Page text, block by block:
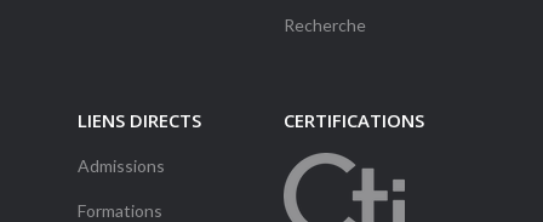
Recherche
LIENS DIRECTS
Admissions
Formations
CERTIFICATIONS